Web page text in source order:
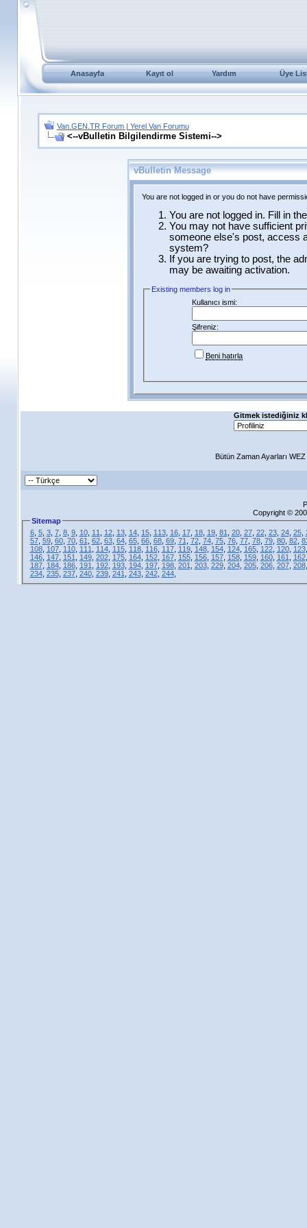
Anasayfa Kayıt ol Yardım Üye
Van.GEN.TR Forum | Yerel Van Forumu
<--vBulletin Bilgilendirme Sistemi-->
vBulletin Message
You are not logged in or you do not have
You are not logged in. Fill in
You may not have sufficient
someone else's post, access
system?
If you are trying to post, the
may be awaiting activation.
Existing members log in
Kullanıcı ismi:
Şifreniz:
Beni hatırla
Gitmek istediğiniz
Bütün Zaman Ayarları
Copyright ©
Sitemap
6, 5, 3, 7, 8, 9, 10, 11 12, 13, 14, 15, 113, 16, 17, 18, 19, 81 20, 27, 22, 23, 24, 25,
57, 59, 60, 70, 61 62, 63, 64, 65, 66, 68, 69, 71 72, 74, 75, 76, 77, 78, 79, 80, 82,
108, 107, 110, 111 114, 115, 118, 116, 117, 119, 148, 154, 124, 165, 122, 120, 123
146, 147, 151 149, 202, 175, 164, 152, 167, 155, 156, 157, 158, 159, 160, 161 162
187, 184, 186, 191 192, 193, 194, 197, 198, 201 203, 229, 204, 205, 206, 207, 208
234, 235, 237, 240, 239, 241 243, 242, 244,